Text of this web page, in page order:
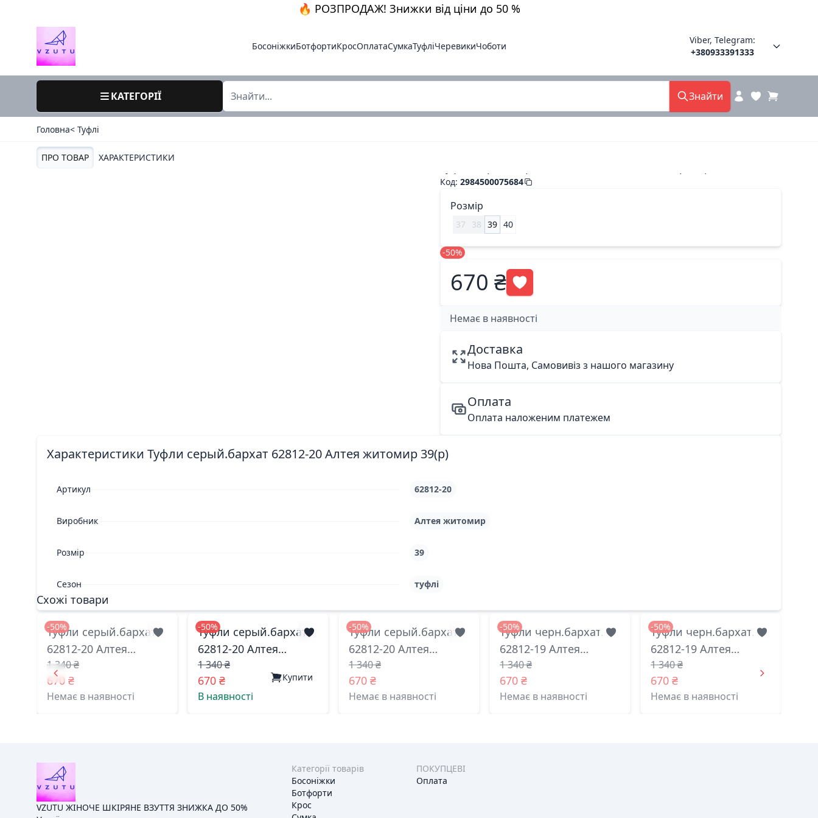
🔥 РОЗПРОДАЖ! Знижки від ціни до 50 %
БосоніжкиБотфортиКросОплатаСумкаТуфліЧеревикиЧоботи
Viber, Telegram:
+380933391333
КАТЕГОРІЇ Знайти
Головна< Туфлі
ПРО ТОВАР ХАРАКТЕРИСТИКИ
39 / 62812-20 / Алтея житомир / туфлі
Код:2984500075684
Розмір
37 38 39 40
-50%
670 ₴
Немає в наявності
Доставка
Нова Пошта, Самовивіз з нашого магазину
Оплата
Оплата наложеним платежем
Характеристики Туфли серый.бархат 62812-20 Алтея житомир 39(р)
Артикул 62812-20
Виробник Алтея житомир
Розмір 39
Сезон туфлі
Схожі товари
-50%
Туфли серый.бархат
62812-20 Алтея
житомир 38(р)
1 340 ₴
670 ₴
Немає в наявності
-50%
Туфли серый.бархат
62812-20 Алтея
житомир 40(р)
1 340 ₴
670 ₴ Купити
В наявності
-50%
Туфли серый.бархат
62812-20 Алтея
житомир 37(р)
1 340 ₴
670 ₴
Немає в наявності
-50%
Туфли черн.бархат.
62812-19 Алтея
житомир 38(р)
1 340 ₴
670 ₴
Немає в наявності
-50%
Туфли черн.бархат.
62812-19 Алтея
житомир 36(р)
1 340 ₴
670 ₴
Немає в наявності
VZUTU ЖІНОЧЕ ШКІРЯНЕ ВЗУТТЯ ЗНИЖКА ДО 50%
Категорії товарів
Босоніжки
Ботфорти
Крос
ПОКУПЦЕВІ
Оплата